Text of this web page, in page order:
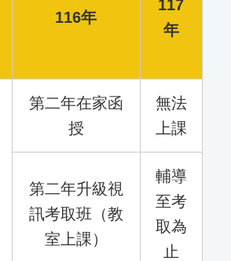
116年
117
年
第二年在家函
授
無法
上課
第二年升級視
訊考取班（教
室上課）
輔導
至考
取為
止